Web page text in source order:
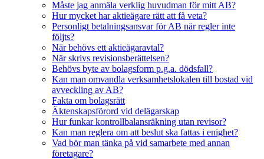
Måste jag anmäla verklig huvudman för mitt AB?
Hur mycket har aktieägare rätt att få veta?
Personligt betalningsansvar för AB när regler inte
följts?
När behövs ett aktieägaravtal?
När skrivs revisionsberättelsen?
Behövs byte av bolagsform p.g.a. dödsfall?
Kan man omvandla verksamhetslokalen till bostad vid
avveckling av AB?
Fakta om bolagsrätt
Äktenskapsförord vid delägarskap
Hur funkar kontrollbalansräkning utan revisor?
Kan man reglera om att beslut ska fattas i enighet?
Vad bör man tänka på vid samarbete med annan
företagare?